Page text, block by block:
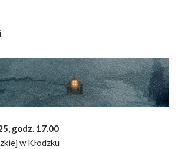
godz. 17.00
w Kłodzku